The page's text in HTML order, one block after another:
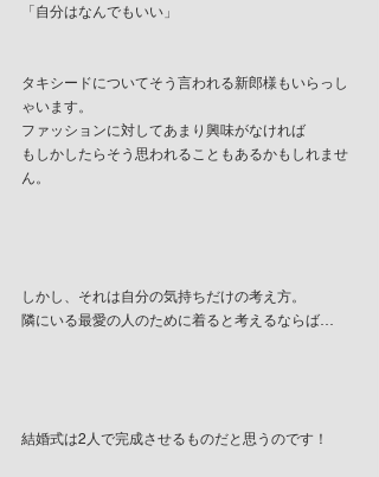
「自分はなんでもいい」
タキシードについてそう言われる新郎様もいらっし
ゃいます。
ファッションに対してあまり興味がなければ
もしかしたらそう思われることもあるかもしれませ
ん。
しかし、それは自分の気持ちだけの考え方。
隣にいる最愛の人のために着ると考えるならば…
結婚式は2人で完成させるものだと思うのです！